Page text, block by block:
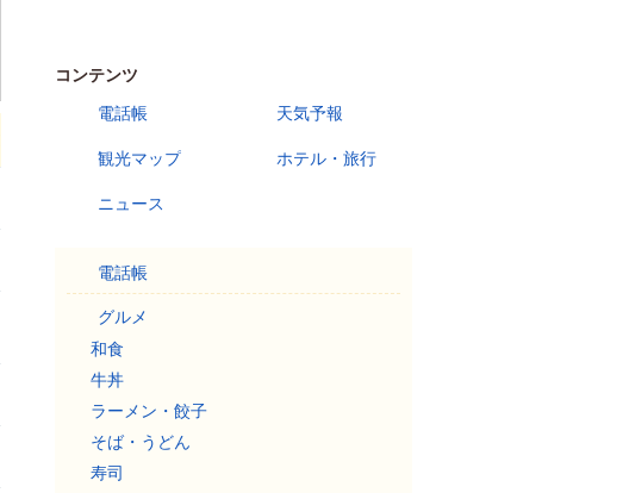
コンテンツ
電話帳
天気予報
観光マップ ホテル・旅行
ニュース
電話帳
グルメ
和食
牛丼
ラーメン・餃子
そば・うどん
寿司